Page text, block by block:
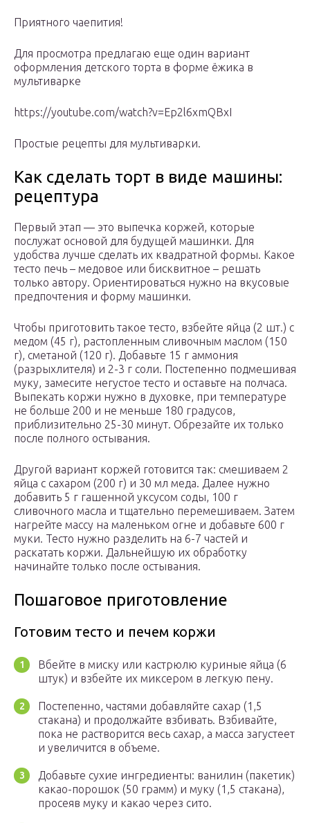
Приятного чаепития!
Для просмотра предлагаю еще один вариант
оформления детского торта в форме ёжика в
мультиварке
https://youtube.com/watch?v=Ep2l6xmQBxI
Простые рецепты для мультиварки.
Как сделать торт в виде машины:
рецептура
Первый этап — это выпечка коржей, которые
послужат основой для будущей машинки. Для
удобства лучше сделать их квадратной формы. Какое
тесто печь – медовое или бисквитное – решать
только автору. Ориентироваться нужно на вкусовые
предпочтения и форму машинки.
Чтобы приготовить такое тесто, взбейте яйца (2 шт.) с
медом (45 г), растопленным сливочным маслом (150
г), сметаной (120 г). Добавьте 15 г аммония
(разрыхлителя) и 2-3 г соли. Постепенно подмешивая
муку, замесите негустое тесто и оставьте на полчаса.
Выпекать коржи нужно в духовке, при температуре
не больше 200 и не меньше 180 градусов,
приблизительно 25-30 минут. Обрезайте их только
после полного остывания.
Другой вариант коржей готовится так: смешиваем 2
яйца с сахаром (200 г) и 30 мл меда. Далее нужно
добавить 5 г гашенной уксусом соды, 100 г
сливочного масла и тщательно перемешиваем. Затем
нагрейте массу на маленьком огне и добавьте 600 г
муки. Тесто нужно разделить на 6-7 частей и
раскатать коржи. Дальнейшую их обработку
начинайте только после остывания.
Пошаговое приготовление
Готовим тесто и печем коржи
Вбейте в миску или кастрюлю куриные яйца (6
штук) и взбейте их миксером в легкую пену.
Постепенно, частями добавляйте сахар (1,5
стакана) и продолжайте взбивать. Взбивайте,
пока не растворится весь сахар, а масса загустеет
и увеличится в объеме.
Добавьте сухие ингредиенты: ванилин (пакетик)
какао-порошок (50 грамм) и муку (1,5 стакана),
просеяв муку и какао через сито.